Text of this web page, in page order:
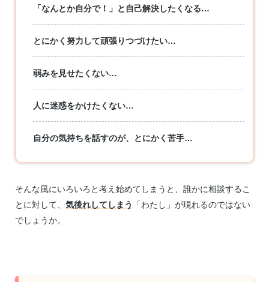
「なんとか自分で！」と自己解決したくなる…
とにかく努力して頑張りつづけたい…
弱みを見せたくない…
人に迷惑をかけたくない…
自分の気持ちを話すのが、とにかく苦手…
そんな風にいろいろと考え始めてしまうと、誰かに相談するこ
とに対して、 気後れしてしまう
「わたし」が現れるのではない
でしょうか。